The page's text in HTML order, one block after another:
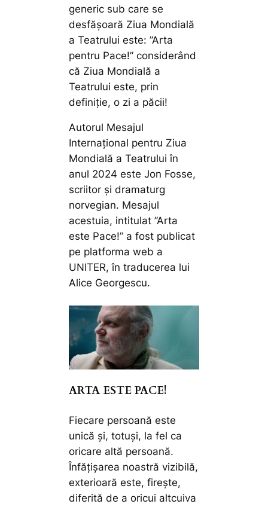
generic sub care se
desfășoară Ziua Mondială
a Teatrului este: ”Arta
pentru Pace!” considerând
că Ziua Mondială a
Teatrului este, prin
definiție, o zi a păcii!
Autorul Mesajul
Internațional pentru Ziua
Mondială a Teatrului în
anul 2024 este Jon Fosse,
scriitor şi dramaturg
norvegian. Mesajul
acestuia, intitulat ”Arta
este Pace!” a fost publicat
pe platforma web a
UNITER, în traducerea lui
Alice Georgescu.
ARTA ESTE PACE!
Fiecare persoană este
unică şi, totuşi, la fel ca
oricare altă persoană.
Înfăţişarea noastră vizibilă,
exterioară este, fireşte,
diferită de a oricui altcuiva